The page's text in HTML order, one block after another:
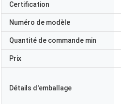
Certification
Numéro de modèle
Quantité de commande min
Prix
Détails d'emballage